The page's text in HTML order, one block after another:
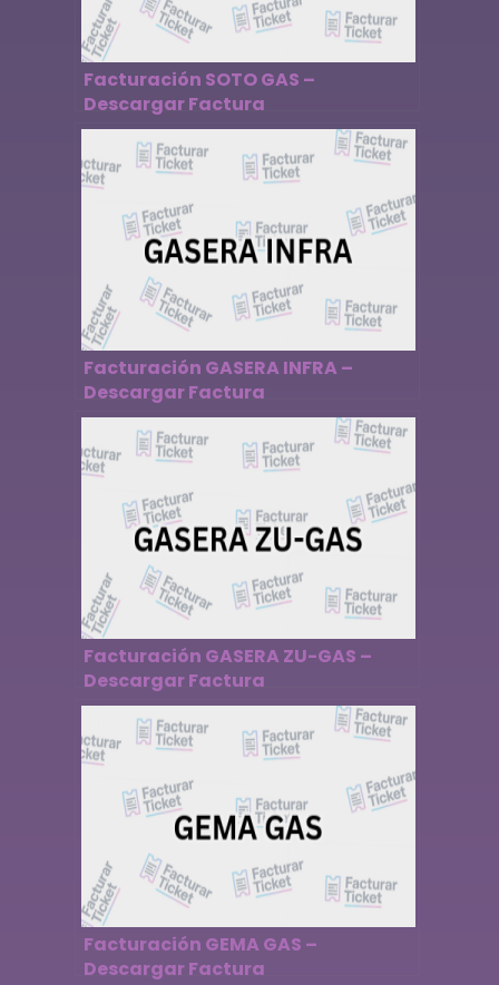
Facturación SOTO GAS –
Descargar Factura
Facturación GASERA INFRA –
Descargar Factura
Facturación GASERA ZU-GAS –
Descargar Factura
Facturación GEMA GAS –
Descargar Factura